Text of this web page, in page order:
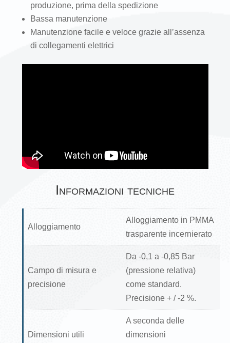
produzione, prima della spedizione
Bassa manutenzione
Manutenzione facile e veloce grazie all’assenza
di collegamenti elettrici
Informazioni tecniche
Alloggiamento
Alloggiamento in PMMA
trasparente incernierato
Campo di misura e
precisione
Da -0,1 a -0,85 Bar
(pressione relativa)
come standard.
Precisione + / -2 %.
Dimensioni utili
A seconda delle
dimensioni